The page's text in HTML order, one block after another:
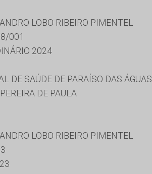
LOBO RIBEIRO PIMENTEL
001
2024
DE SAÚDE DE PARAÍSO DAS ÁGUAS
DE PAULA
LOBO RIBEIRO PIMENTEL